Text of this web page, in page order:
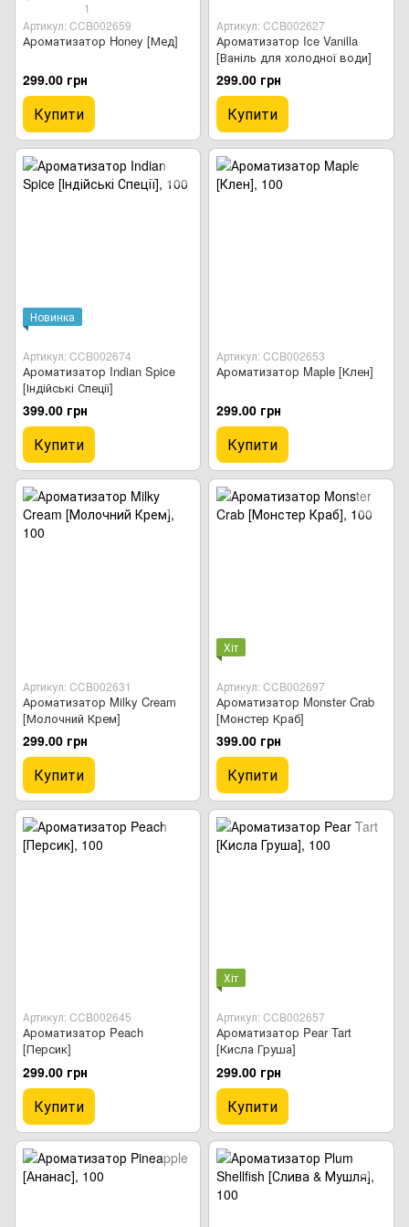
1
Артикул: CCB002659
Ароматизатор Honey [Мед]
299.00 грн
Купити
Артикул: CCB002627
Ароматизатор Ice Vanilla
[Ваніль для холодної води]
299.00 грн
Купити
Новинка
Артикул: CCB002674
Ароматизатор Indian Spice
[Індійські Спеції]
399.00 грн
Купити
Артикул: CCB002653
Ароматизатор Maple [Клен]
299.00 грн
Купити
Артикул: CCB002631
Ароматизатор Milky Cream
[Молочний Крем]
299.00 грн
Купити
Хіт
Артикул: CCB002697
Ароматизатор Monster Crab
[Монстер Краб]
399.00 грн
Купити
Артикул: CCB002645
Ароматизатор Peach
[Персик]
299.00 грн
Купити
Хіт
Артикул: CCB002657
Ароматизатор Pear Tart
[Кисла Груша]
299.00 грн
Купити